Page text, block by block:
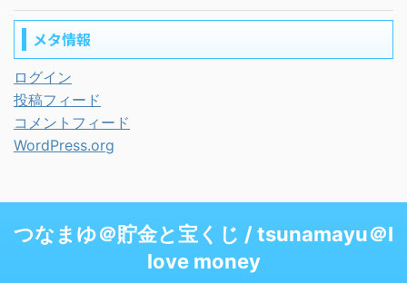
メタ情報
ログイン
投稿フィード
コメントフィード
WordPress.org
つなまゆ＠貯金と宝くじ / tsunamayu＠I
love money